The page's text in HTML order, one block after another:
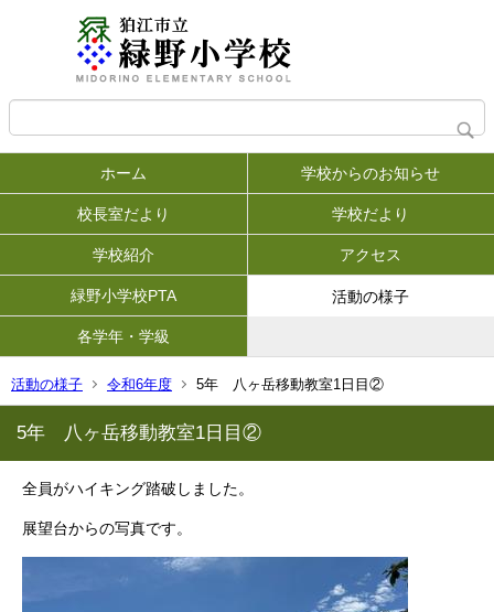
ホーム 学校からのお知らせ
校長室だより 学校だより
学校紹介 アクセス
緑野小学校PTA 活動の様子
各学年・学級
活動の様子 令和6年度 5年 八ヶ岳移動教室1日目②
5年 八ヶ岳移動教室1日目②
全員がハイキング踏破しました。
展望台からの写真です。